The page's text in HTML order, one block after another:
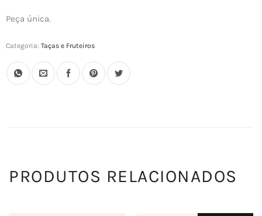
Peça única.
Categoria: Taças e Fruteiros
PRODUTOS RELACIONADOS